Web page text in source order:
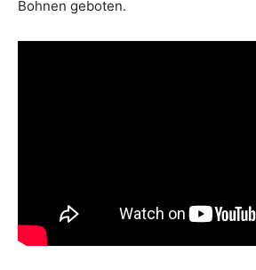
Bohnen geboten.